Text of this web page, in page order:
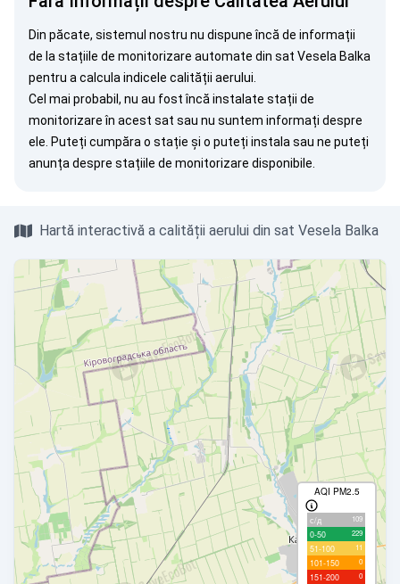
Din păcate, sistemul nostru nu dispune încă de informații
de la stațiile de monitorizare automate din sat Vesela Balka
pentru a calcula indicele calității aerului.
Cel mai probabil, nu au fost încă instalate stații de
monitorizare în acest sat sau nu suntem informați despre
ele. Puteți cumpăra o stație și o puteți instala sau ne puteți
anunța despre stațiile de monitorizare disponibile.
Hartă interactivă a calității aerului din sat Vesela Balka
AQI PM2.5
с/д 109
0-50 229
51-100 11
101-150 0
151-200 0